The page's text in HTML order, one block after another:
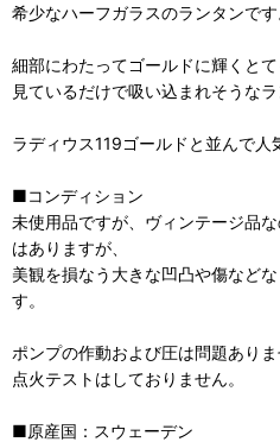
希少なハーフガラスのランタンです
細部にわたってゴールドに輝くとて
見ているだけで吸い込まれそうなラ
ラディウス119ゴールドと並んで人
■コンディション
未使用品ですが、ヴィンテージ品
はありますが、
美観を損なう大きな凹凸や傷など
す。
ポンプの作動および圧は問題ありま
点火テストはしておりません。
■原産国：スウェーデン